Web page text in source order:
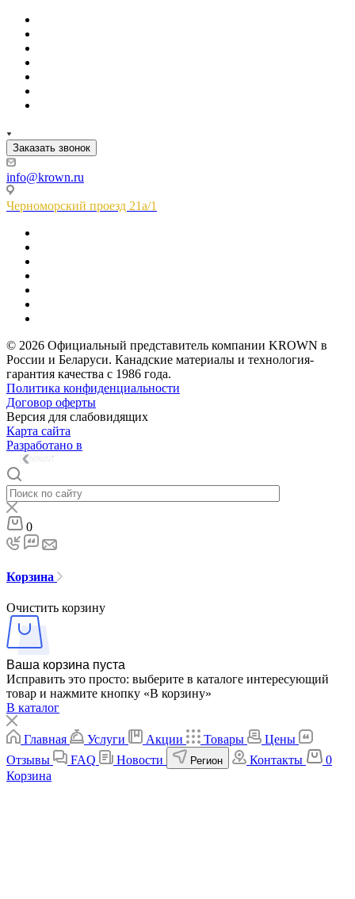
Заказать звонок
info@krown.ru
Черноморский проезд 21а/1
© 2026 Официальный представитель компании KROWN в
России и Беларуси. Канадские материалы и технология-
гарантия качества с 1986 года.
Политика конфиденциальности
Договор оферты
Версия для слабовидящих
Карта сайта
Разработано в
0
Корзина
Очистить корзину
Ваша корзина пуста
Исправить это просто: выберите в каталоге интересующий
товар и нажмите кнопку «В корзину»
В каталог
Главная Услуги Акции Товары
Цены
Отзывы
FAQ Новости Регион Контакты
0
Корзина